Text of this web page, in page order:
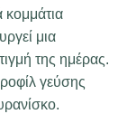
κομμάτια
μια
της ημέρας.
γεύσης